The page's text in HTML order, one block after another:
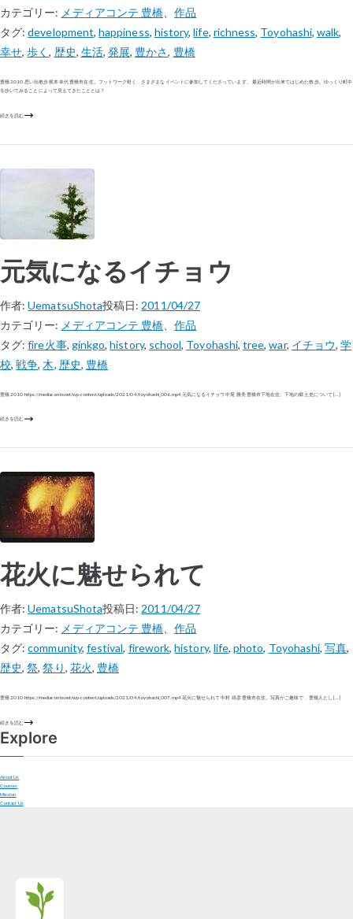
カテゴリー: メディアコンテ 豊橋 、作品
タグ:development,happiness, history,life, richness, Toyohashi, walk,
幸せ,歩く, 歴史, 生活, 発展, 豊かさ, 豊橋
豊橋 2010 思い出散歩 梶本 幸代 豊橋市在住。フットワーク軽く、さまざまなイベントに参加してくださっています。 最近時間が出来てはじめた散歩。ゆっくり町中
を歩いてみることによって見えてきたこととは？
続きを読む
元気になるイチョウ
作者:UematsuShota投稿日: 2011/04/27
カテゴリー: メディアコンテ 豊橋 、作品
タグ:fire火事, ginkgo,history, school, Toyohashi, tree,war, イチョウ,学
校,戦争, 木, 歴史, 豊橋
豊橋 2010 https://mediaconte.net/wp-content/uploads/2021/04/toyohashi_006.mp4 元気になるイチョウ 中尾 勝美 豊橋市下地在住。下地の郷土史について […]
続きを読む
花火に魅せられて
作者:UematsuShota投稿日: 2011/04/27
カテゴリー: メディアコンテ 豊橋 、作品
タグ:community, festival, firework,history, life,photo, Toyohashi,写真,
歴史,祭,祭り, 花火, 豊橋
豊橋 2010 https://mediaconte.net/wp-content/uploads/2021/04/toyohashi_007.mp4 花火に魅せられて 中村 靖彦 豊橋市在住。写真がご趣味で、豊橋人とし […]
続きを読む
Explore
About Us
Courses
Mission
Contact Us